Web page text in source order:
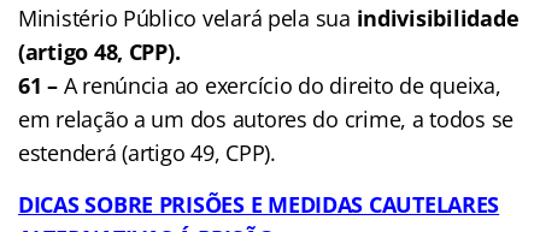
Ministério Público velará pela sua indivisibilidade
(artigo 48, CPP).
61 – A renúncia ao exercício do direito de queixa,
em relação a um dos autores do crime, a todos se
estenderá (artigo 49, CPP).
DICAS SOBRE PRISÕES E MEDIDAS CAUTELARES